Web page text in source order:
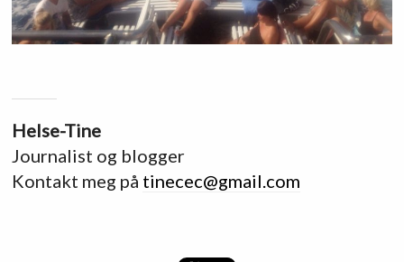
Helse-Tine
Journalist og blogger
Kontakt meg på tinecec@gmail.com